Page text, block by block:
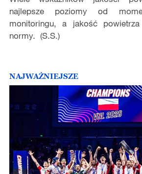
najlepsze poziomy od
monitoringu, a jakość powietrza
normy. (S.S.)
NAJWAŻNIEJSZE